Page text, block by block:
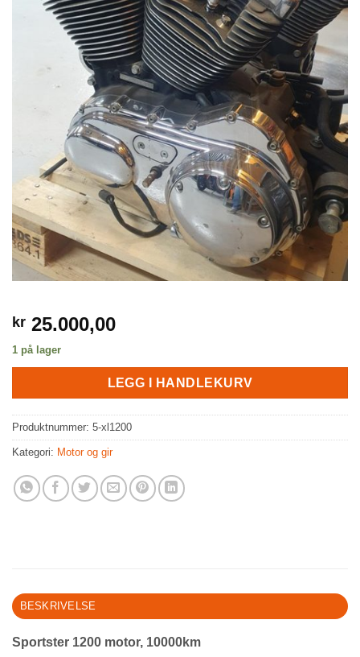
kr 25.000,00
1 på lager
LEGG I HANDLEKURV
Produktnummer: 5-xl1200
Kategori: Motor og gir
BESKRIVELSE
Sportster 1200 motor, 10000km